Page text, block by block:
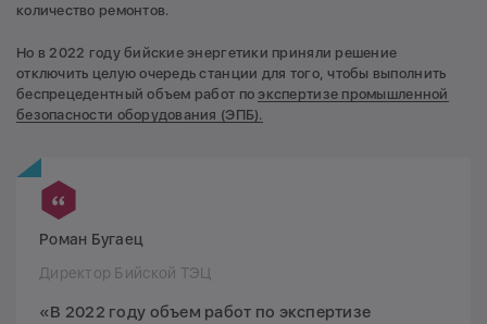
количество ремонтов.
Но в 2022 году бийские энергетики приняли решение
отключить целую очередь станции для того, чтобы выполнить
беспрецедентный объем работ поэкспертизе промышленной
безопасности оборудования (ЭПБ).
Роман Бугаец
Директор Бийской ТЭЦ
«В 2022 году объем работ по экспертизе